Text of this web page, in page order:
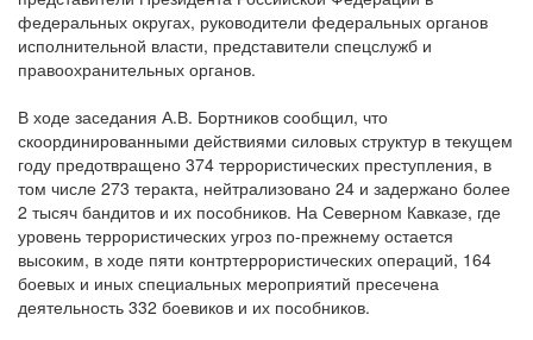
федеральных округах, руководители федеральных органов
исполнительной власти, представители спецслужб и
правоохранительных органов.
В ходе заседания А.В. Бортников сообщил, что
скоординированными действиями силовых структур в текущем
году предотвращено 374 террористических преступления, в
том числе 273 теракта, нейтрализовано 24 и задержано более
2 тысяч бандитов и их пособников. На Северном Кавказе, где
уровень террористических угроз по-прежнему остается
высоким, в ходе пяти контртеррористических операций, 164
боевых и иных специальных мероприятий пресечена
деятельность 332 боевиков и их пособников.